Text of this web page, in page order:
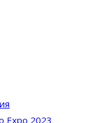
Expo 2023